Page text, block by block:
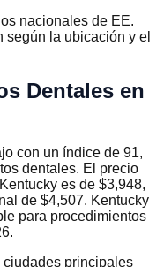
nacionales de EE.
según la ubicación y el
Dentales en
con un índice de 91,
dentales. El precio
es de $3,948,
de $4,507. Kentucky
para procedimientos
ciudades principales